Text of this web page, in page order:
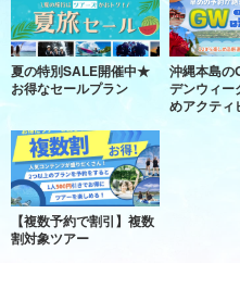
夏の特別SALE開催中★
お得なセールプラン
沖縄本島の
デンウィー
めアクティ
【複数予約で割引】複数
割対象ツアー